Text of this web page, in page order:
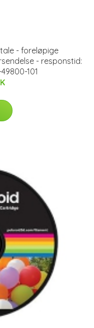
- foreløpige
- responstid:
101